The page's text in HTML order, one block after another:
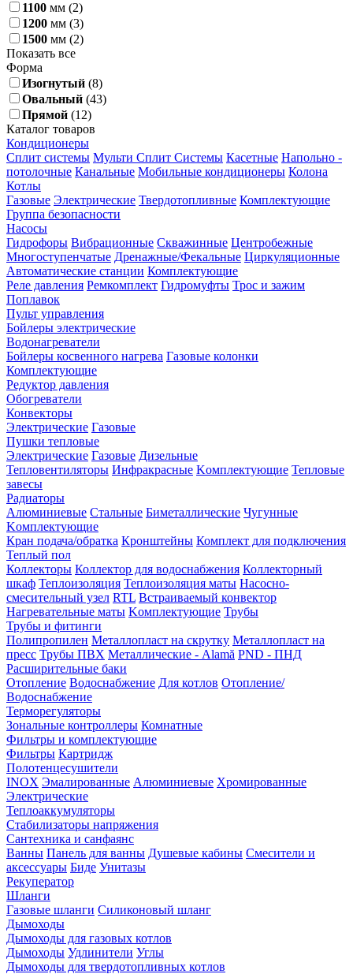
1100 мм (2)
1200 мм (3)
1500 мм (2)
Показать все
Форма
Изогнутый (8)
Овальный (43)
Прямой (12)
Каталог товаров
Кондиционеры
Сплит системы Мульти Сплит Системы Касетные Напольно -
потолочные Канальные Мобильные кондиционеры Колона
Котлы
Газовые Электрические Твердотопливные Комплектующие
Группа безопасности
Насосы
Гидрофоры Вибрационные Скважинные Центробежные
Многоступенчатые Дренажные/Фекальные Циркуляционные
Автоматические станции Комплектующие
Реле давления Ремкомплект Гидромуфты Трос и зажим
Поплавок
Пульт управления
Бойлеры электрические
Водонагреватели
Бойлеры косвенного нагрева Газовые колонки
Комплектующие
Редуктор давления
Обогреватели
Конвекторы
Электрические Газовые
Пушки тепловые
Электрические Газовые Дизельные
Тепловентиляторы Инфракрасные Kомплектующие Тепловые
завесы
Радиаторы
Алюминиевые Стальные Биметаллические Чугунные
Kомплектующие
Кран подача/обратка Кронштейны Комплект для подключения
Теплый пол
Коллекторы Коллектор для водоснабжения Коллекторный
шкаф Теплоизоляция Теплоизоляция маты Насосно-
смесительный узел RTL Встраиваемый конвектор
Нагревательные маты Kомплектующие Трубы
Трубы и фитинги
Полипропилен Металлопласт на скрутку Металлопласт на
пресс Трубы ПВХ Металлические - Alamă PND - ПНД
Расширительные баки
Отопление Водоснабжение Для котлов Отопление/
Водоснабжение
Терморегуляторы
Зональные контроллеры Комнатные
Фильтры и комплектующие
Фильтры Картридж
Полотенцесушители
INOX Эмалированные Алюминиевые Хромированные
Электрические
Теплоаккумуляторы
Стабилизаторы напряжения
Сантехника и санфаянс
Ванны Панель для ванны Душевые кабины Смесители и
аксессуары Биде Унитазы
Рекуператор
Шланги
Газовые шланги Силиконовый шланг
Дымоходы
Дымоходы для газовых котлов
Дымоходы Удлинители Углы
Дымоходы для твердотопливных котлов